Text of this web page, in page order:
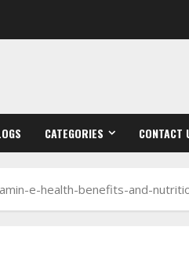
CATEGORIES CONTACT
e-health-benefits-and-